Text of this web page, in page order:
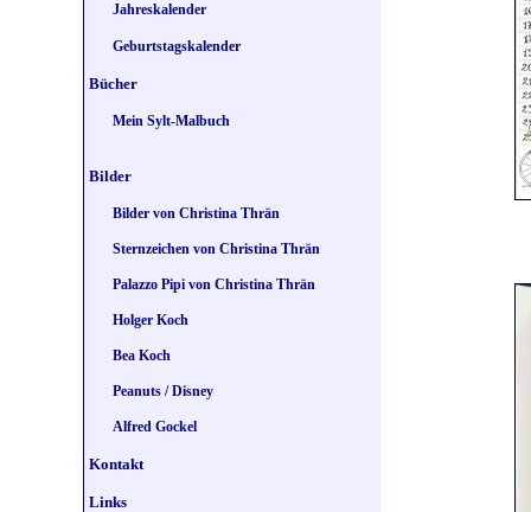
Jahreskalender
Geburtstagskalender
Bücher
Mein Sylt-Malbuch
Bilder
Bilder von Christina Thrän
Sternzeichen von Christina Thrän
Palazzo Pipi von Christina Thrän
Holger Koch
Bea Koch
Peanuts / Disney
Alfred Gockel
Kontakt
Links